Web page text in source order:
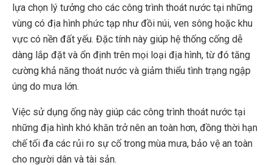
lựa chọn lý tưởng cho các công trình thoát nước tại những
vùng có địa hình phức tạp như đồi núi, ven sông hoặc khu
vực có nền đất yếu. Đặc tính này giúp hệ thống cống dễ
dàng lắp đặt và ổn định trên mọi loại địa hình, từ đó tăng
cường khả năng thoát nước và giảm thiểu tình trạng ngập
úng do mưa lớn.
Việc sử dụng ống này giúp các công trình thoát nước tại
những địa hình khó khăn trở nên an toàn hơn, đồng thời hạn
chế tối đa các rủi ro sự cố trong mùa mưa, bảo vệ an toàn
cho người dân và tài sản.